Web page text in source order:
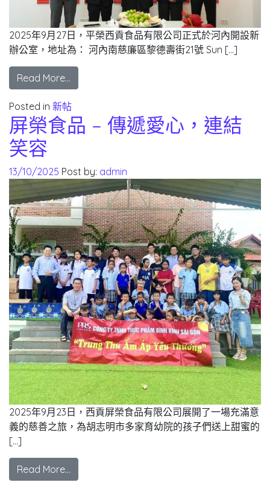
2025年9月27日，平榮西貢食品有限公司正式於河內開設新
辦公室，地址為： 河內南慈廉區黎德壽街21號 Sun […]
Read More…
Posted in 新帖
屏榮食品 – 傳遞愛心，連結
笑容
13/10/2025 Post by: admin
2025年9月23日，西貢屏榮食品有限公司展開了一場充滿意
義的慈善之旅，為胡志明市多家育幼院的孩子們送上甜蜜的
[…]
Read More…